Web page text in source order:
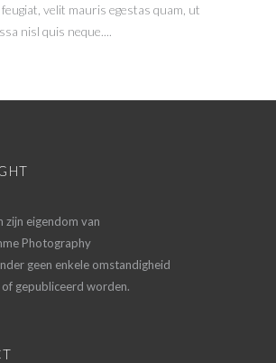
velit mauris egestas quam, ut
nisl quis neque....
zijn eigendom van
Photography
geen enkele omstandigheid
gepubliceerd worden.